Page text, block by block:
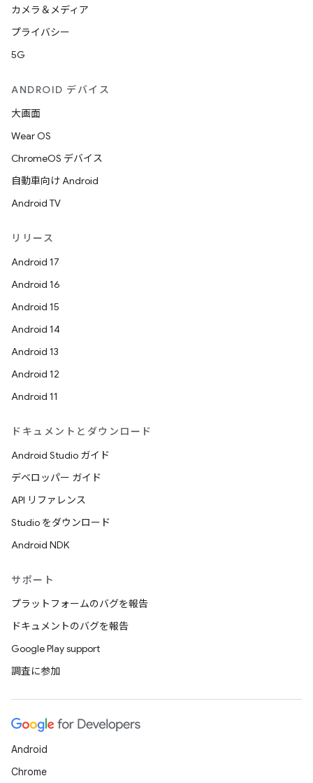
カメラ＆メディア
プライバシー
5G
ANDROID デバイス
大画面
Wear OS
ChromeOS デバイス
自動車向け Android
Android TV
リリース
Android 17
Android 16
Android 15
Android 14
Android 13
Android 12
Android 11
ドキュメントとダウンロード
Android Studio ガイド
デベロッパー ガイド
API リファレンス
Studio をダウンロード
Android NDK
サポート
プラットフォームのバグを報告
ドキュメントのバグを報告
Google Play support
調査に参加
Android
Chrome